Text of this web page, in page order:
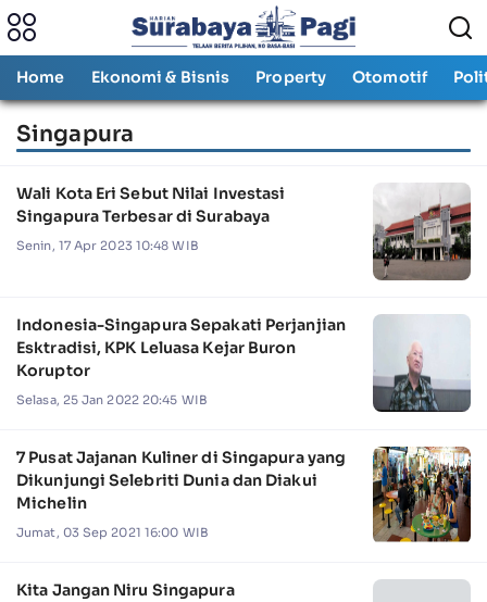
Home Ekonomi & Bisnis Property Otomotif
Singapura
Wali Kota Eri Sebut Nilai Investasi
Singapura Terbesar di Surabaya
Senin, 17 Apr 2023 10:48 WIB
Indonesia-Singapura Sepakati Perjanjian
Esktradisi, KPK Leluasa Kejar Buron
Koruptor
Selasa, 25 Jan 2022 20:45 WIB
7 Pusat Jajanan Kuliner di Singapura yang
Dikunjungi Selebriti Dunia dan Diakui
Michelin
Jumat, 03 Sep 2021 16:00 WIB
Kita Jangan Niru Singapura